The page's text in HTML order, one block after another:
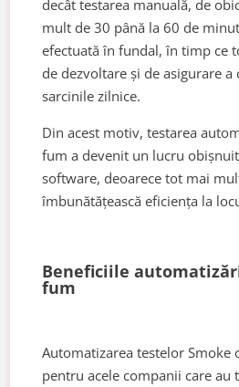
decât testarea manuală, de
mult de 30 până la 60 de
efectuată în fundal, în timp ce
de dezvoltare și de asigurare
sarcinile zilnice.
Din acest motiv, testarea
fum a devenit un lucru
software, deoarece tot mai
îmbunătățească eficiența la
Beneficiile
fum
Automatizarea testelor Smoke
pentru acele companii care au